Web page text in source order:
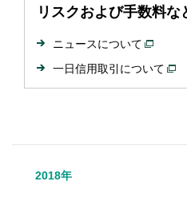
リスクおよび手数料な
ニュースについて
一日信用取引について
2018年